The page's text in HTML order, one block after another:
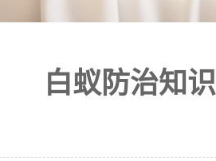
白蚁防治知识